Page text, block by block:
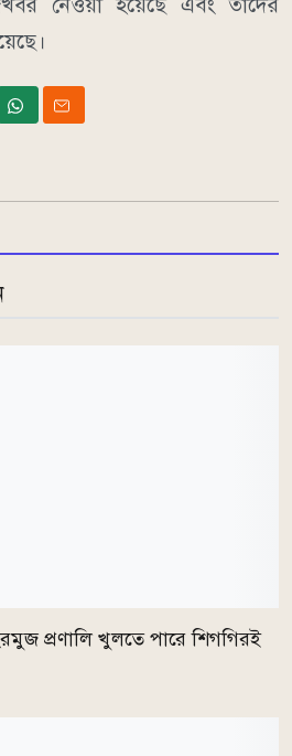
প্রণালি খুলতে পারে শিগগিরই